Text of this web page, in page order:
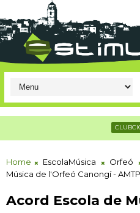
CLUBCICLISTA
Home EscolaMúsica Orfeó
Música de l'Orfeó Canongí -
Acord Escola de